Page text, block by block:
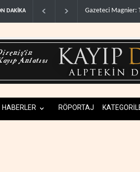
DAKİKA Irak Direnişi:
HABERLER RÖPORTAJ